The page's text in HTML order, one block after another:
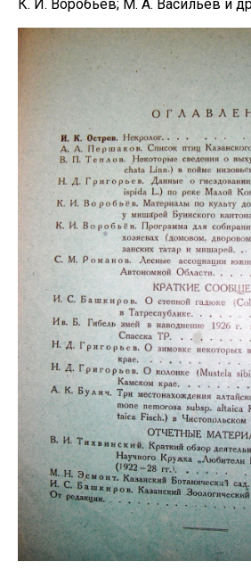
К. И. Воробьёв; М. А. Васильев и